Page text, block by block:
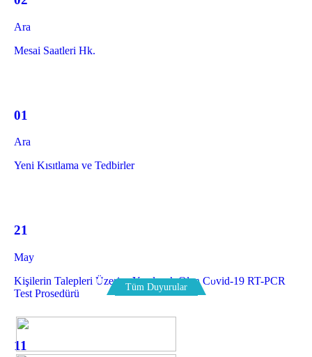
Ara
Mesai Saatleri Hk.
01
Ara
Yeni Kısıtlama ve Tedbirler
21
May
Kişilerin Talepleri Üzerine Yapılacak Olan Covid-19 RT-PCR
Test Prosedürü
11
Tüm Duyurular